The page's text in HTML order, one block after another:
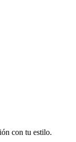
con tu estilo.